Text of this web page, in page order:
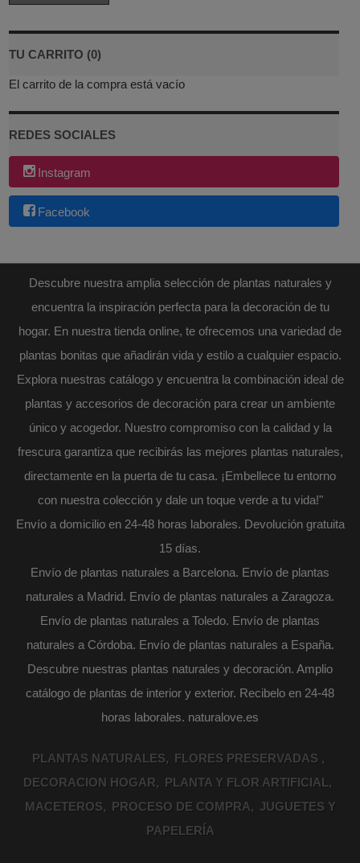
TU CARRITO (0)
El carrito de la compra está vacío
REDES SOCIALES
Instagram
Facebook
Descubre nuestra amplia selección de plantas naturales y
encuentra la inspiración perfecta para la decoración de tu
hogar. En nuestra tienda online, te ofrecemos una variedad de
plantas bonitas que añadirán vida y estilo a cualquier espacio.
Explora nuestras catálogo y encuentra la combinación ideal de
plantas y accesorios de decoración para crear un ambiente
único y acogedor. Nuestro compromiso con la calidad y la
frescura garantiza que recibirás las mejores plantas naturales,
directamente en la puerta de tu casa. ¡Embellece tu entorno
con nuestra colección y dale un toque verde a tu vida!"
Envío a domicilio en 24-48 horas laborales. Devolución gratuita
15 días.
Envío de plantas naturales a Barcelona. Envío de plantas
naturales a Madrid. Envío de plantas naturales a Zaragoza.
Envío de plantas naturales a Toledo. Envío de plantas
naturales a Córdoba. Envío de plantas naturales a España.
Descubre nuestras plantas naturales y decoración. Amplio
catálogo de plantas de interior y exterior. Recibelo en 24-48
horas laborales. naturalove.es
PLANTAS NATURALES
FLORES PRESERVADAS
DECORACION HOGAR
PLANTA Y FLOR ARTIFICIAL
MACETEROS
PROCESO DE COMPRA
JUGUETES Y
PAPELERÍA